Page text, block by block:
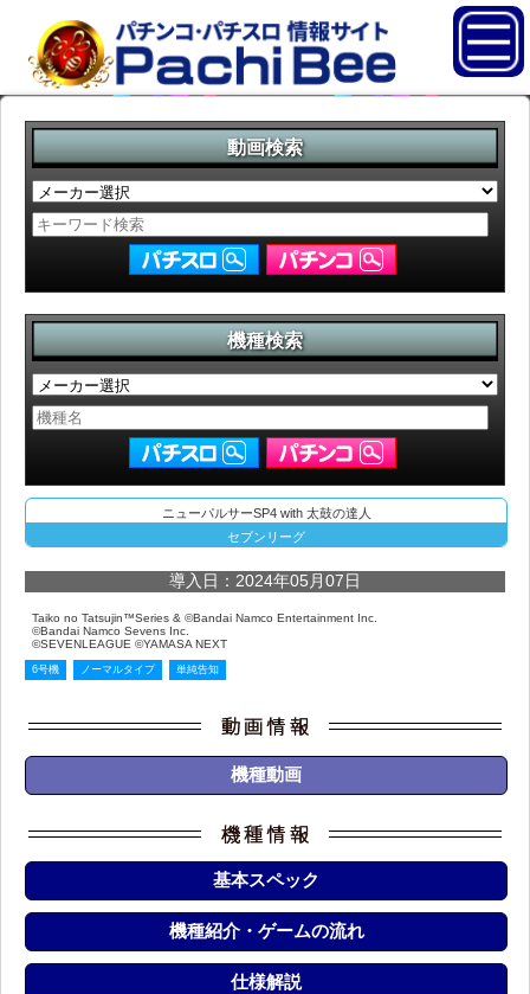
動画検索
機種検索
ニューパルサーSP4 with 太鼓の達人
セブンリーグ
導入日：2024年05月07日
Taiko no Tatsujin™Series & ©Bandai Namco Entertainment Inc.
©Bandai Namco Sevens Inc.
©SEVENLEAGUE ©YAMASA NEXT
6号機 ノーマルタイプ 単純告知
機種動画
基本スペック
機種紹介・ゲームの流れ
仕様解説